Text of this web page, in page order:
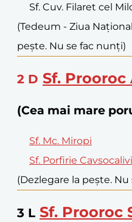
Sf. Cuv. Filaret cel
(Tedeum - Ziua
pește. Nu se fac nunți)
2 D Sf. Prooroc
(Cea mai mare
Sf. Mc. Miropi
Sf. Porfirie
(Dezlegare la pește.
3 L Sf. Prooroc